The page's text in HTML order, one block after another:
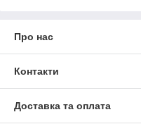
Про нас
Контакти
Доставка та оплата